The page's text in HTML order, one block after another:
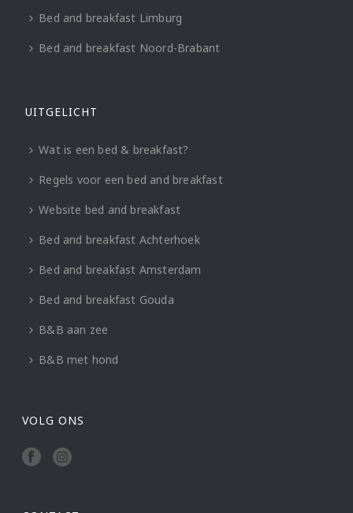
Bed and breakfast Limburg
Bed and breakfast Noord-Brabant
UITGELICHT
Wat is een bed & breakfast?
Regels voor een bed and breakfast
Website bed and breakfast
Bed and breakfast Achterhoek
Bed and breakfast Amsterdam
Bed and breakfast Gouda
B&B aan zee
B&B met hond
VOLG ONS